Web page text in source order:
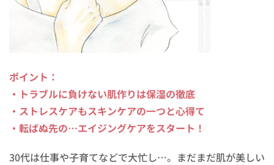
ポイント：
・トラブルに負けない肌作りは保湿の徹底
・ストレスケアもスキンケアの一つと心得て
・転ばぬ先の…エイジングケアをスタート！
30代は仕事や子育てなどで大忙し…。まだまだ肌が美しい